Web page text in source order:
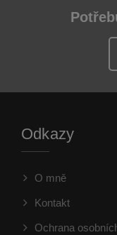
Odkazy
O mně
Kontakt
Ochrana